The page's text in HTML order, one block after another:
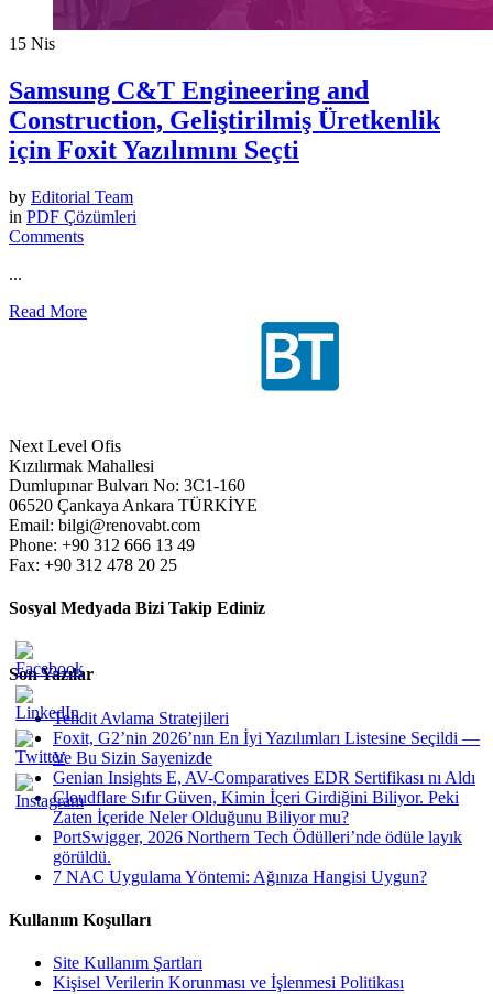
15 Nis
Samsung C&T Engineering and
Construction, Geliştirilmiş Üretkenlik
için Foxit Yazılımını Seçti
by Editorial Team
in PDF Çözümleri
Comments
...
Read More
Next Level Ofis
Kızılırmak Mahallesi
Dumlupınar Bulvarı No: 3C1-160
06520 Çankaya Ankara TÜRKİYE
Email: bilgi@renovabt.com
Phone: +90 312 666 13 49
Fax: +90 312 478 20 25
Sosyal Medyada Bizi Takip Ediniz
Son Yazılar
Tehdit Avlama Stratejileri
Foxit, G2’nin 2026’nın En İyi Yazılımları Listesine Seçildi —
Ve Bu Sizin Sayenizde
Genian Insights E, AV-Comparatives EDR Sertifikası nı Aldı
Cloudflare Sıfır Güven, Kimin İçeri Girdiğini Biliyor. Peki
Zaten İçeride Neler Olduğunu Biliyor mu?
PortSwigger, 2026 Northern Tech Ödülleri’nde ödüle layık
görüldü.
7 NAC Uygulama Yöntemi: Ağınıza Hangisi Uygun?
Kullanım Koşulları
Site Kullanım Şartları
Kişisel Verilerin Korunması ve İşlenmesi Politikası